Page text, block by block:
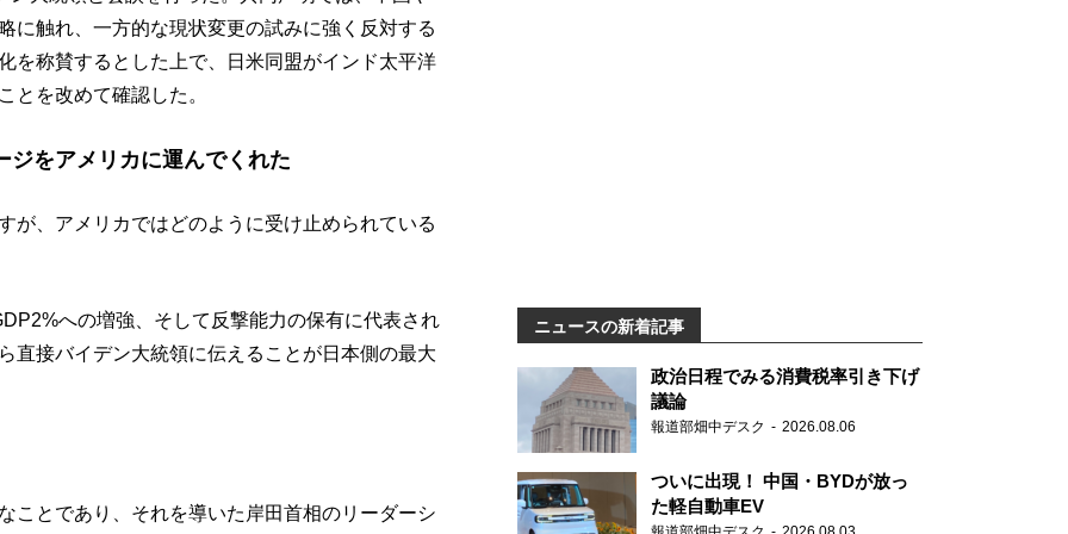
に触れ、一方的な現状変更の試みに強く反対する
を称賛するとした上で、日米同盟がインド太平洋
とを改めて確認した。
ジをアメリカに運んでくれた
が、アメリカではどのように受け止められている
への増強、そして反撃能力の保有に代表され
直接バイデン大統領に伝えることが日本側の最大
ことであり、それを導いた岸田首相のリーダーシ
ニュースの新着記事
政治日程でみる消費税率引き下げ
議論
報道部畑中デスク 2026.08.06
ついに出現！ 中国・BYDが放っ
た軽自動車EV